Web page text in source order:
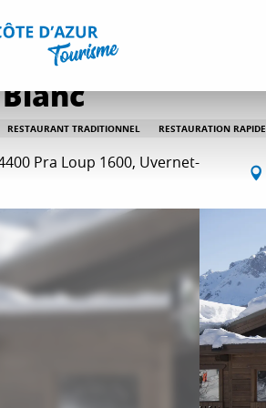
Restaurants Tous les restaurants
RESTAURANT TRADITIONNEL RESTAURATION RAPIDE
Pra Loup 1600, Uvernet-